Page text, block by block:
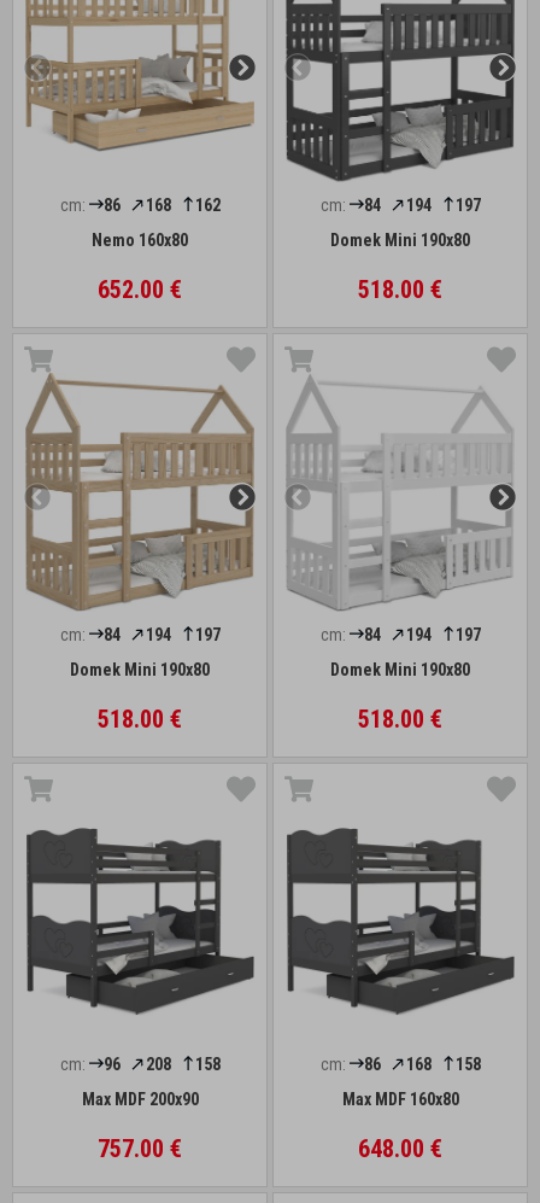
cm: 86 168
162
Nemo 160x80
652.00 €
cm: 84 194
197
Domek Mini 190x80
518.00 €
cm: 84 194
197
Domek Mini 190x80
518.00 €
cm: 84 194
197
Domek Mini 190x80
518.00 €
cm: 96 208
158
Max MDF 200x90
757.00 €
cm: 86 168
158
Max MDF 160x80
648.00 €